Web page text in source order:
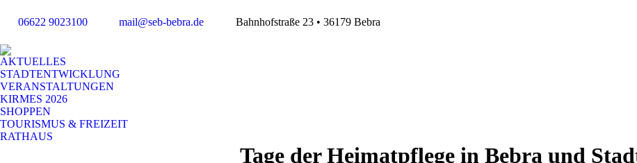
06622 9023100 mail@seb-bebra.de Bahnhofstraße 23 • 36179 Bebra
AKTUELLES
STADTENTWICKLUNG
VERANSTALTUNGEN
KIRMES 2026
SHOPPEN
TOURISMUS & FREIZEIT
RATHAUS
Tage der Heimatpflege in Bebra und